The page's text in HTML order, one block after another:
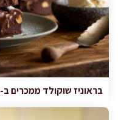
בראוניז שוקולד ממכרים ב-10 דקות הכנה, עם מרכז פאדג